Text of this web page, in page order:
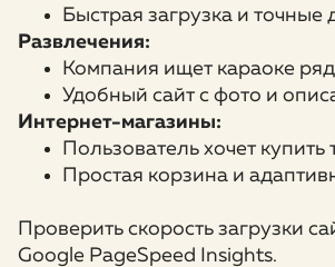
Быстрая загрузка и
Развлечения:
Компания ищет караоке
Удобный сайт с фото и
Интернет-магазины:
Пользователь хочет купить
Простая корзина и
Проверить скорость загрузки
Google PageSpeed Insights.